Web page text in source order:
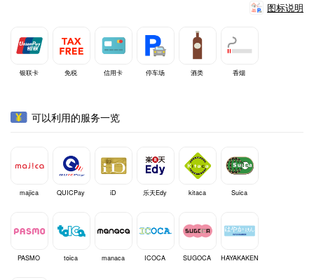
图标说明
银联卡 免税 信用卡 停车场 酒类 香烟
可以利用的服务一览
majica QUICPay iD 乐天Edy kitaca Suica
PASMO toica manaca ICOCA SUGOCA HAYAKAKEN